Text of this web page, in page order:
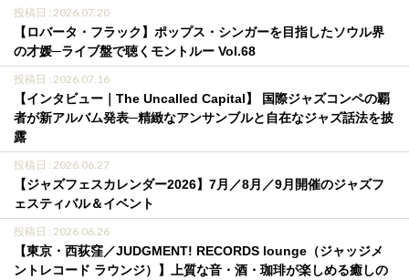
投稿日 : 2026.07.20
【ロバータ・フラック】ポップス・シンガーを目指したソウル界
の才媛─ライブ盤で聴くモントルー Vol.68
投稿日 : 2026.07.16
【インタビュー｜The Uncalled Capital】 国際ジャズコンペの覇
者が新アルバム発表─精緻なアンサンブルと自在なジャズ話法を披
露
投稿日 : 2026.06.27
【ジャズフェスカレンダー2026】7月／8月／9月開催のジャズフ
ェスティバル＆イベント
投稿日 : 2026.06.26
【東京・西荻窪／JUDGMENT! RECORDS lounge（ジャッジメ
ントレコード ラウンジ）】上質な音・酒・珈琲が楽しめる癒しの